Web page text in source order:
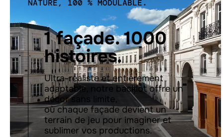
NATURE, 100 % MODULABLE.
1 façade. 1000
histoires.
Ultra-réaliste et entièrement
adaptable, notre backlot offre un
décor sans limite,
où chaque façade devient un
terrain de jeu pour imaginer et
sublimer vos productions.